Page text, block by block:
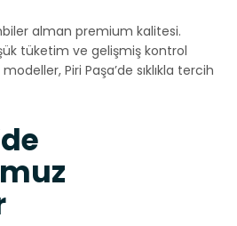
alman premium kalitesi.
tüketim ve gelişmiş kontrol
Piri Paşa’de sıklıkla tercih